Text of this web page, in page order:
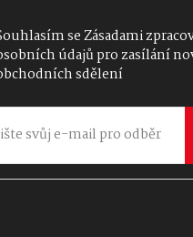
seZásadami
údajůpro zasílání
sdělení